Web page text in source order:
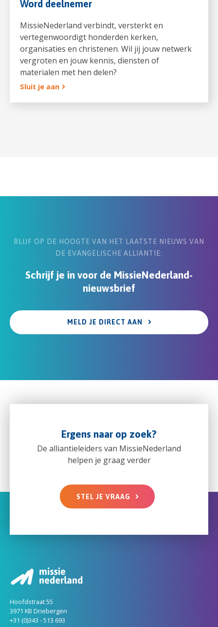
Word deelnemer
MissieNederland verbindt, versterkt en
vertegenwoordigt honderden kerken,
organisaties en christenen. Wil jij jouw netwerk
vergroten en jouw kennis, diensten of
materialen met hen delen?
Sluit je aan
BLIJF OP DE HOOGTE VAN HET LAATSTE NIEUWS VAN
DE EVANGELISCHE ALLIANTIE:
Schrijf je in voor de MissieNederland-
nieuwsbrief
MELD JE DIRECT AAN
Ergens naar op zoek?
De alliantieleiders van MissieNederland
helpen je graag verder
STEL JE VRAAG
Hoofdstraat 55
3971 KB Driebergen
+31 (0)343 - 513 693